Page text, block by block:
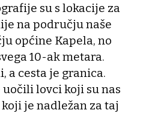
su s lokacije za
na području naše
općine Kapela, no
10-ak metara.
a cesta je granica.
lovci koji su nas
je nadležan za taj